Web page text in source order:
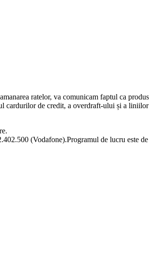
ratelor, va comunicam faptul ca
de credit, a overdraft-ului și a
(Vodafone).Programul de lucru este